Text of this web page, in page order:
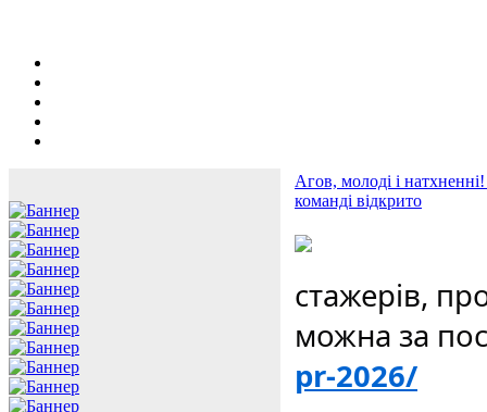
Агов, молоді і
команді відкрито
стажерів,
можна за
pr-2026/